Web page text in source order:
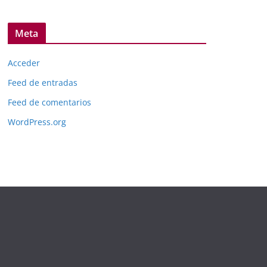
Meta
Acceder
Feed de entradas
Feed de comentarios
WordPress.org